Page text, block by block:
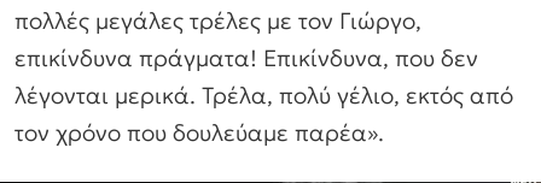
πολλές μεγάλες τρέλες με τον Γιώργο,
επικίνδυνα πράγματα! Επικίνδυνα, που δεν
λέγονται μερικά. Τρέλα, πολύ γέλιο, εκτός από
τον χρόνο που δουλεύαμε παρέα».